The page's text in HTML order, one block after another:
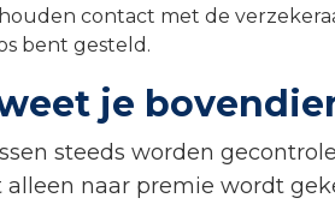
houden contact met de
bent gesteld.
je
steeds worden
alleen naar premie wordt